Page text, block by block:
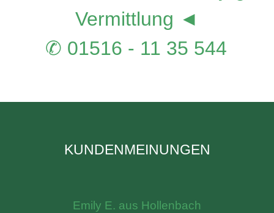
Vermittlung ◄
✆ 01516 - 11 35 544
KUNDENMEINUNGEN
Emily E. aus Hollenbach